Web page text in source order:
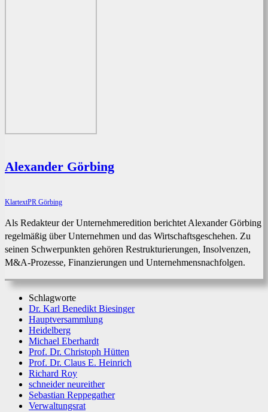
Alexander Görbing
KlartextPR Görbing
Als Redakteur der Unternehmeredition berichtet Alexander Görbing
regelmäßig über Unternehmen und das Wirtschaftsgeschehen. Zu
seinen Schwerpunkten gehören Restrukturierungen, Insolvenzen,
M&A-Prozesse, Finanzierungen und Unternehmensnachfolgen.
Schlagworte
Dr. Karl Benedikt Biesinger
Hauptversammlung
Heidelberg
Michael Eberhardt
Prof. Dr. Christoph Hütten
Prof. Dr. Claus E. Heinrich
Richard Roy
schneider neureither
Sebastian Reppegather
Verwaltungsrat